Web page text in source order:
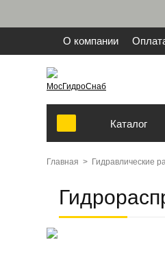
О компании
МосГидроСнаб
Каталог
Главная > Гидравлические